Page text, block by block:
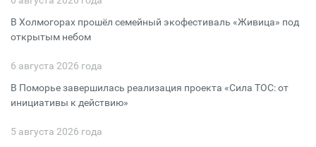
В Холмогорах прошёл семейный экофестиваль «Живица» под
открытым небом
6 августа 2026 года
В Поморье завершилась реализация проекта «Сила ТОС: от
инициативы к действию»
5 августа 2026 года